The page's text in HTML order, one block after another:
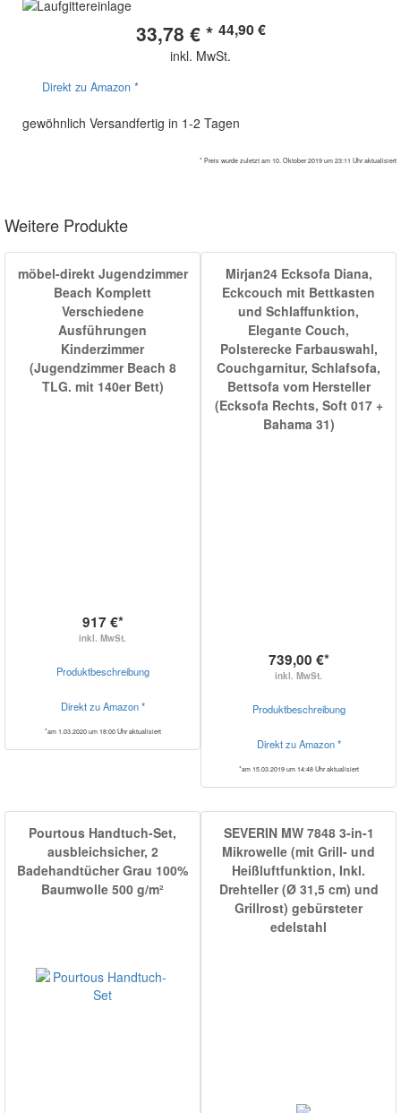
33,78 € * 44,90 €
inkl. MwSt.
Direkt zu Amazon *
gewöhnlich Versandfertig in 1-2 Tagen
* Preis wurde zuletzt am 10. Oktober 2019 um 23:11 Uhr aktualisiert
Weitere Produkte
möbel-direkt Jugendzimmer
Beach Komplett
Verschiedene
Ausführungen
Kinderzimmer
(Jugendzimmer Beach 8
TLG. mit 140er Bett)
917 €*
inkl. MwSt.
Produktbeschreibung
Direkt zu Amazon *
*am 1.03.2020 um 18:00 Uhr aktualisiert
Mirjan24 Ecksofa Diana,
Eckcouch mit Bettkasten
und Schlaffunktion,
Elegante Couch,
Polsterecke Farbauswahl,
Couchgarnitur, Schlafsofa,
Bettsofa vom Hersteller
(Ecksofa Rechts, Soft 017 +
Bahama 31)
739,00 €*
inkl. MwSt.
Produktbeschreibung
Direkt zu Amazon *
*am 15.03.2019 um 14:48 Uhr aktualisiert
Pourtous Handtuch-Set,
ausbleichsicher, 2
Badehandtücher Grau 100%
Baumwolle 500 g/m²
SEVERIN MW 7848 3-in-1
Mikrowelle (mit Grill- und
Heißluftfunktion, Inkl.
Drehteller (Ø 31,5 cm) und
Grillrost) gebürsteter
edelstahl